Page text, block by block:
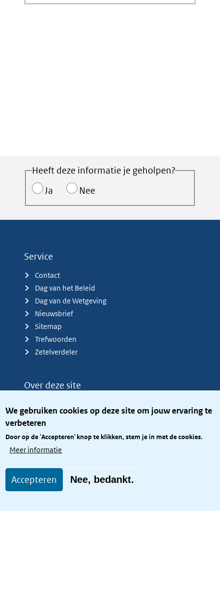
We gebruiken cookies op deze site om jouw ervaring te
verbeteren
Door op de 'Accepteren' knop te klikken, stem je in met de cookies.
Meer informatie
Accepteren Nee, bedankt.
Heeft deze informatie je geholpen?
Ja
Nee
Service
Contact
Dag van het Beleid
Dag van de Wetgeving
Nieuwsbrief
Sitemap
Trefwoorden
Zetelverdeler
Over deze site
Privacy
Toegang site openbaar
Toegankelijkheid